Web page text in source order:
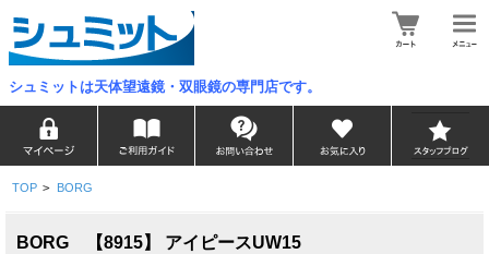
シュミットは天体望遠鏡・双眼鏡の専門店です。
TOP > BORG
BORG 【8915】 アイピースUW15